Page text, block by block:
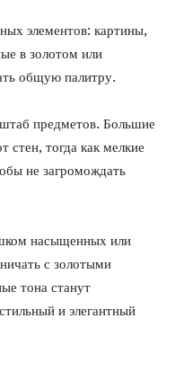
элементов: картины,
в золотом или
общую палитру.
предметов. Большие
стен, тогда как мелкие
не загромождать
насыщенных или
с золотыми
тона станут
и элегантный